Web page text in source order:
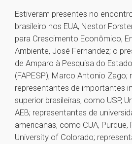
Estiveram presentes no
brasileiro nos EUA, Nestor
para Crescimento Econômico,
Ambiente, José Fernandez; o
de Amparo à Pesquisa do
(FAPESP), Marco Antonio Zago;
representantes de importantes
superior brasileiras, como USP,
AEB; representantes de
americanas, como CUA, Purdue,
University of Colorado;